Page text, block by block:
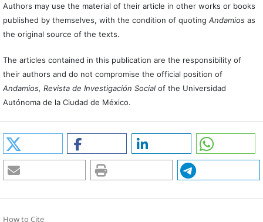
Authors may use the material of their article in other works or books
published by themselves, with the condition of quoting Andamiosas
the original source of the texts.
The articles contained in this publication are the responsibility of
their authors and do not compromise the official position of
Andamios, Revista de Investigación Social of the Universidad
Autónoma de la Ciudad de México.
How to Cite